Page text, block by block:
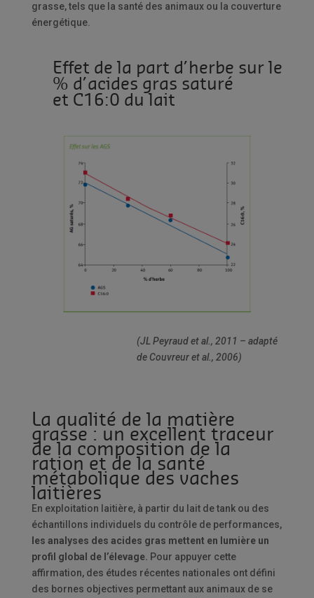
grasse, tels que la santé des animaux ou la couverture
énergétique.
Effet de la part d’herbe sur le
% d’acides gras saturé
et C16:0 du lait
(JL Peyraud et al., 2011 – adapté
de Couvreur et al., 2006)
La qualité de la matière
grasse : un excellent traceur
de la composition de la
ration et de la santé
métabolique des vaches
laitières
En exploitation laitière, à partir du lait de tank ou des
échantillons individuels du contrôle de performances,
les analyses des acides gras mettent en lumière un
profil global de l’élevage. Pour appuyer cette
affirmation, des études récentes nationales ont défini
des bornes objectives permettant aux animaux de se